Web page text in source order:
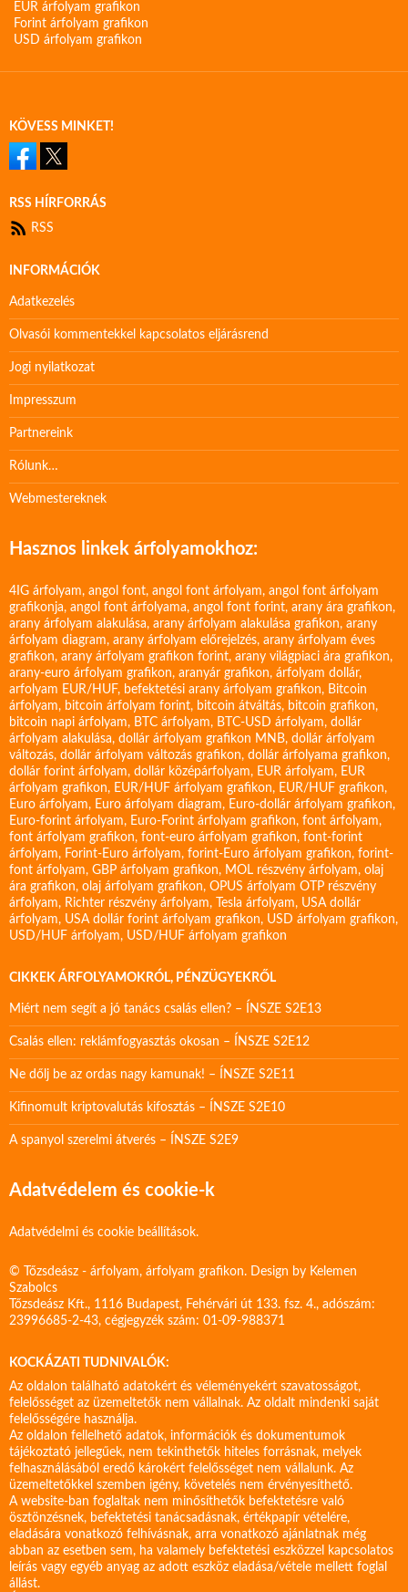
EUR árfolyam grafikon
Forint árfolyam grafikon
USD árfolyam grafikon
KÖVESS MINKET!
RSS HÍRFORRÁS
RSS
INFORMÁCIÓK
Adatkezelés
Olvasói kommentekkel kapcsolatos eljárásrend
Jogi nyilatkozat
Impresszum
Partnereink
Rólunk…
Webmestereknek
Hasznos linkek árfolyamokhoz:
4IG árfolyam, angol font, angol font árfolyam, angol font árfolyam
grafikonja, angol font árfolyama, angol font forint, arany ára grafikon,
arany árfolyam alakulása, arany árfolyam alakulása grafikon, arany
árfolyam diagram, arany árfolyam előrejelzés, arany árfolyam éves
grafikon, arany árfolyam grafikon forint, arany világpiaci ára grafikon,
arany-euro árfolyam grafikon, aranyár grafikon, árfolyam dollár,
arfolyam EUR/HUF, befektetési arany árfolyam grafikon, Bitcoin
árfolyam, bitcoin árfolyam forint, bitcoin átváltás, bitcoin grafikon,
bitcoin napi árfolyam, BTC árfolyam, BTC-USD árfolyam, dollár
árfolyam alakulása, dollár árfolyam grafikon MNB, dollár árfolyam
változás, dollár árfolyam változás grafikon, dollár árfolyama grafikon,
dollár forint árfolyam, dollár középárfolyam, EUR árfolyam, EUR
árfolyam grafikon, EUR/HUF árfolyam grafikon, EUR/HUF grafikon,
Euro árfolyam, Euro árfolyam diagram, Euro-dollár árfolyam grafikon,
Euro-forint árfolyam, Euro-Forint árfolyam grafikon, font árfolyam,
font árfolyam grafikon, font-euro árfolyam grafikon, font-forint
árfolyam, Forint-Euro árfolyam, forint-Euro árfolyam grafikon, forint-
font árfolyam, GBP árfolyam grafikon, MOL részvény árfolyam, olaj
ára grafikon, olaj árfolyam grafikon, OPUS árfolyam OTP részvény
árfolyam, Richter részvény árfolyam, Tesla árfolyam, USA dollár
árfolyam, USA dollár forint árfolyam grafikon, USD árfolyam grafikon,
USD/HUF árfolyam, USD/HUF árfolyam grafikon
CIKKEK ÁRFOLYAMOKRÓL, PÉNZÜGYEKRŐL
Miért nem segít a jó tanács csalás ellen? – ÍNSZE S2E13
Csalás ellen: reklámfogyasztás okosan – ÍNSZE S2E12
Ne dőlj be az ordas nagy kamunak! – ÍNSZE S2E11
Kifinomult kriptovalutás kifosztás – ÍNSZE S2E10
A spanyol szerelmi átverés – ÍNSZE S2E9
Adatvédelem és cookie-k
Adatvédelmi és cookie beállítások.
© Tőzsdeász - árfolyam, árfolyam grafikon. Design by Kelemen
Szabolcs
Tőzsdeász Kft., 1116 Budapest, Fehérvári út 133. fsz. 4., adószám:
23996685-2-43, cégjegyzék szám: 01-09-988371
KOCKÁZATI TUDNIVALÓK:
Az oldalon található adatokért és véleményekért szavatosságot,
felelősséget az üzemeltetők nem vállalnak. Az oldalt mindenki saját
felelősségére használja.
Az oldalon fellelhető adatok, információk és dokumentumok
tájékoztató jellegűek, nem tekinthetők hiteles forrásnak, melyek
felhasználásából eredő károkért felelősséget nem vállalunk. Az
üzemeltetőkkel szemben igény, követelés nem érvényesíthető.
A website-ban foglaltak nem minősíthetők befektetésre való
ösztönzésnek, befektetési tanácsadásnak, értékpapír vételére,
eladására vonatkozó felhívásnak, arra vonatkozó ajánlatnak még
abban az esetben sem, ha valamely befektetési eszközzel kapcsolatos
leírás vagy egyéb anyag az adott eszköz eladása/vétele mellett foglal
állást.